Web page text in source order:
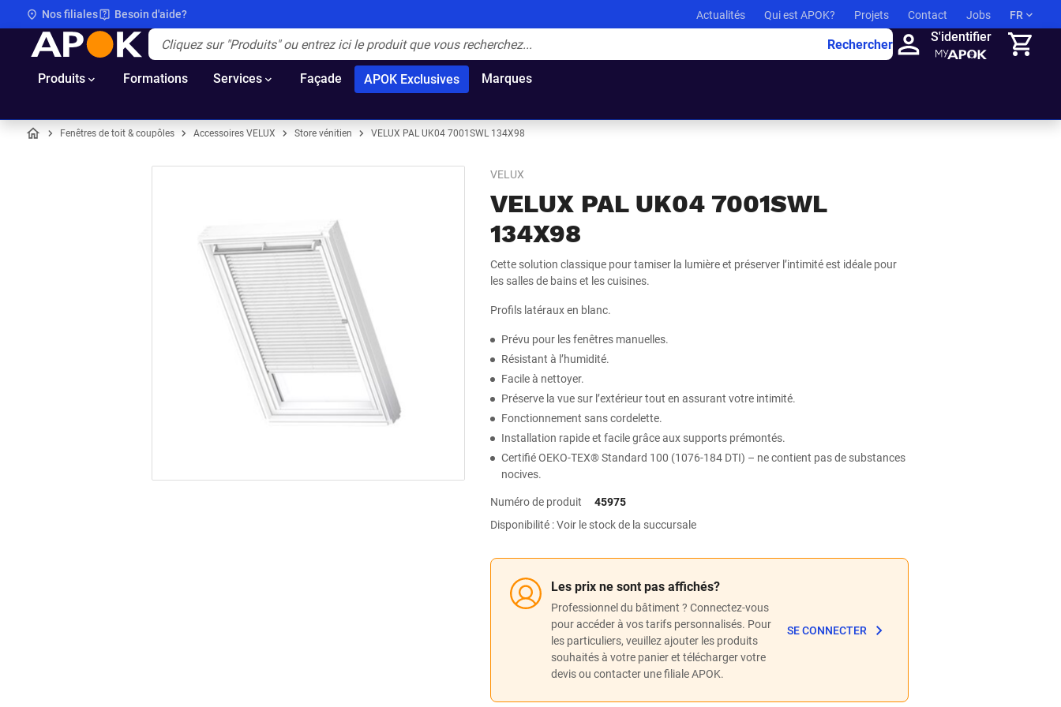
Nos filiales Besoin d'aide? Actualités Qui est APOK? Projets Contact Jobs FR
APOK Rechercher
S'identifier
Produits Formations Services Façade APOK Exclusives Marques
Fenêtres de toit & coupôles Accessoires VELUX Store vénitien VELUX PAL UK04 7001SWL 134X98
VELUX
VELUX PAL UK04 7001SWL
134X98
Cette solution classique pour tamiser la lumière et préserver l’intimité est idéale pour
les salles de bains et les cuisines.
Profils latéraux en blanc.
Prévu pour les fenêtres manuelles.
Résistant à l’humidité.
Facile à nettoyer.
Préserve la vue sur l’extérieur tout en assurant votre intimité.
Fonctionnement sans cordelette.
Installation rapide et facile grâce aux supports prémontés.
Certifié OEKO-TEX® Standard 100 (1076-184 DTI) – ne contient pas de substances
nocives.
Numéro de produit
45975
Disponibilité : Voir le stock de la succursale
Les prix ne sont pas affichés?
Professionnel du bâtiment ? Connectez-vous
pour accéder à vos tarifs personnalisés. Pour
les particuliers, veuillez ajouter les produits
souhaités à votre panier et télécharger votre
devis ou contacter une filiale APOK.
SE CONNECTER